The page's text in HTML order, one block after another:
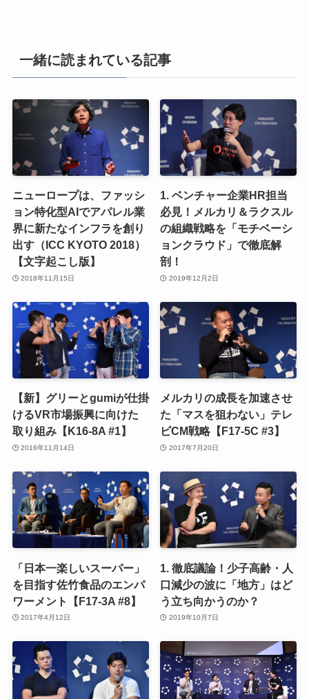
一緒に読まれている記事
ニューロープは、ファッシ
ョン特化型AIでアパレル業
界に新たなインフラを創り
出す（ICC KYOTO 2018）
【文字起こし版】
2018年11月15日
1. ベンチャー企業HR担当
必見！メルカリ＆ラクスル
の組織戦略を「モチベーシ
ョンクラウド」で徹底解
剖！
2019年12月2日
【新】グリーとgumiが仕掛
けるVR市場振興に向けた
取り組み【K16-8A #1】
2016年11月14日
メルカリの成長を加速させ
た「マスを狙わない」テレ
ビCM戦略【F17-5C #3】
2017年7月20日
「日本一楽しいスーパー」
を目指す佐竹食品のエンパ
ワーメント【F17-3A #8】
2017年4月12日
1. 徹底議論！少子高齢・人
口減少の波に「地方」はど
う立ち向かうのか？
2019年10月7日